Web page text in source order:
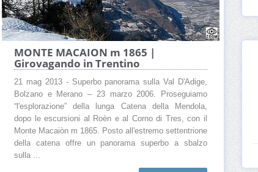
MONTE MACAION m 1865 |
Girovagando in Trentino
21 mag 2013 - Superbo panorama sulla Val D'Adige,
Bolzano e Merano – 23 marzo 2006. Proseguiamo
“l'esplorazione” della lunga Catena della Mendola,
dopo le escursioni al Roèn e al Corno di Tres, con il
Monte Macaiòn m 1865. Posto all'estremo settentrione
della catena offre un panorama superbo a sbalzo
sulla ...